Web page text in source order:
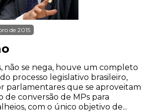
de 2015
não se nega, houve um completo
processo legislativo brasileiro,
parlamentares que se aproveitam
conversão de MPs para
com o único objetivo de...